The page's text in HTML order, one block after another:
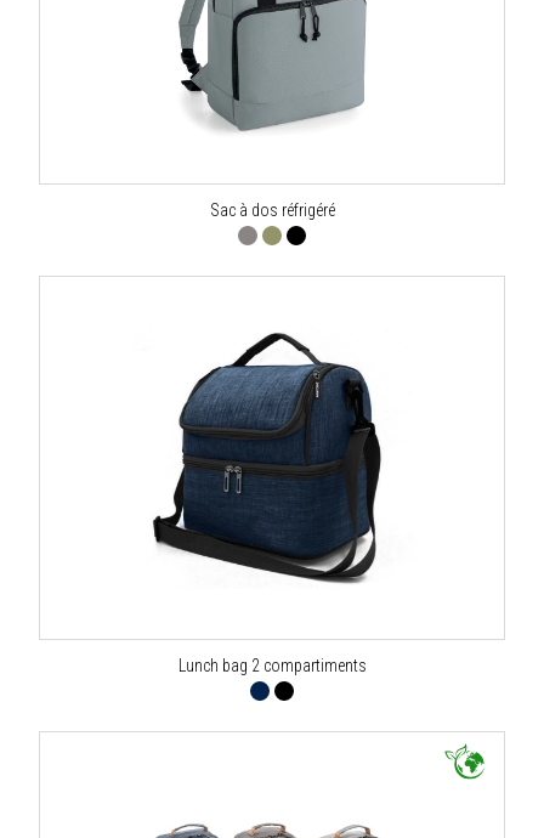
Sac à dos réfrigéré
Lunch bag 2 compartiments